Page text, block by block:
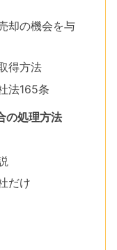
却の機会を与
得方法
法165条
の処理方法
だけ